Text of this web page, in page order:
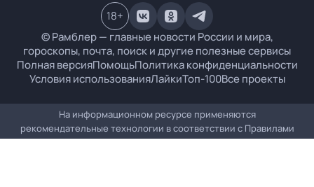
© Рамблер — главные новости России и мира,
гороскопы, почта, поиск и другие полезные сервисы
Полная версияПомощьПолитика конфиденциальности
Условия использованияЛайкиТоп-100Все проекты
18+
На информационном ресурсе применяются
рекомендательные технологии в соответствии с Правилами